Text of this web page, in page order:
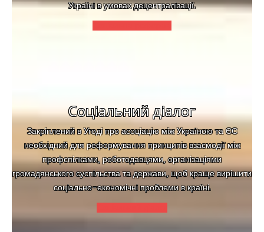
Україні в умовах децентралізації.
Соціальний діалог
Закріплений в Угоді про асоціацію між Україною та ЄС
необхідний для реформування принципів взаємодії між
профспілками, роботодавцями, організаціями
громадянського суспільства та держави, щоб краще вирішити
соціально-економічні проблеми в країні.